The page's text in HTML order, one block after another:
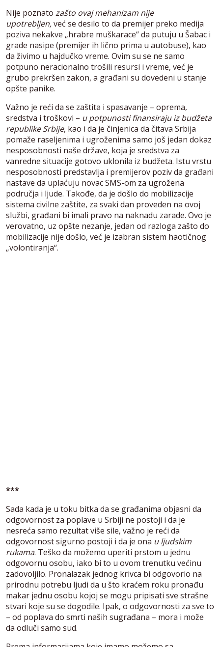
Nije poznato zašto ovaj mehanizam nije
upotrebljen,već se desilo to da premijer preko medija
poziva nekakve „hrabre muškarace“ da putuju u Šabac i
grade nasipe (premijer ih lično prima u autobuse), kao
da živimo u hajdučko vreme. Ovim su se ne samo
potpuno neracionalno trošili resursi i vreme, već je
grubo prekršen zakon, a građani su dovedeni u stanje
opšte panike.
Važno je reći da se zaštita i spasavanje – oprema,
sredstva i troškovi – u potpunosti finansiraju iz budžeta
republike Srbije, kao i da je činjenica da čitava Srbija
pomaže raseljenima i ugroženima samo još jedan dokaz
nesposobnosti naše države, koja je sredstva za
vanredne situacije gotovo uklonila iz budžeta. Istu vrstu
nesposobnosti predstavlja i premijerov poziv da građani
nastave da uplaćuju novac SMS-om za ugrožena
područja i ljude. Takođe, da je došlo do mobilizacije
sistema civilne zaštite, za svaki dan proveden na ovoj
službi, građani bi imali pravo na naknadu zarade. Ovo je
verovatno, uz opšte nezanje, jedan od razloga zašto do
mobilizacije nije došlo, već je izabran sistem haotičnog
„volontiranja“.
***
Sada kada je u toku bitka da se građanima objasni da
odgovornost za poplave u Srbiji ne postoji i da je
nesreća samo rezultat više sile, važno je reći da
odgovornost sigurno postoji i da je ona u ljudskim
rukama. Teško da možemo uperiti prstom u jednu
odgovornu osobu, iako bi to u ovom trenutku većinu
zadovoljilo. Pronalazak jednog krivca bi odgovorio na
prirodnu potrebu ljudi da u što kraćem roku pronađu
makar jednu osobu kojoj se mogu pripisati sve strašne
stvari koje su se dogodile. Ipak, o odgovornosti za sve to
– od poplava do smrti naših sugrađana – mora i može
da odluči samo sud.